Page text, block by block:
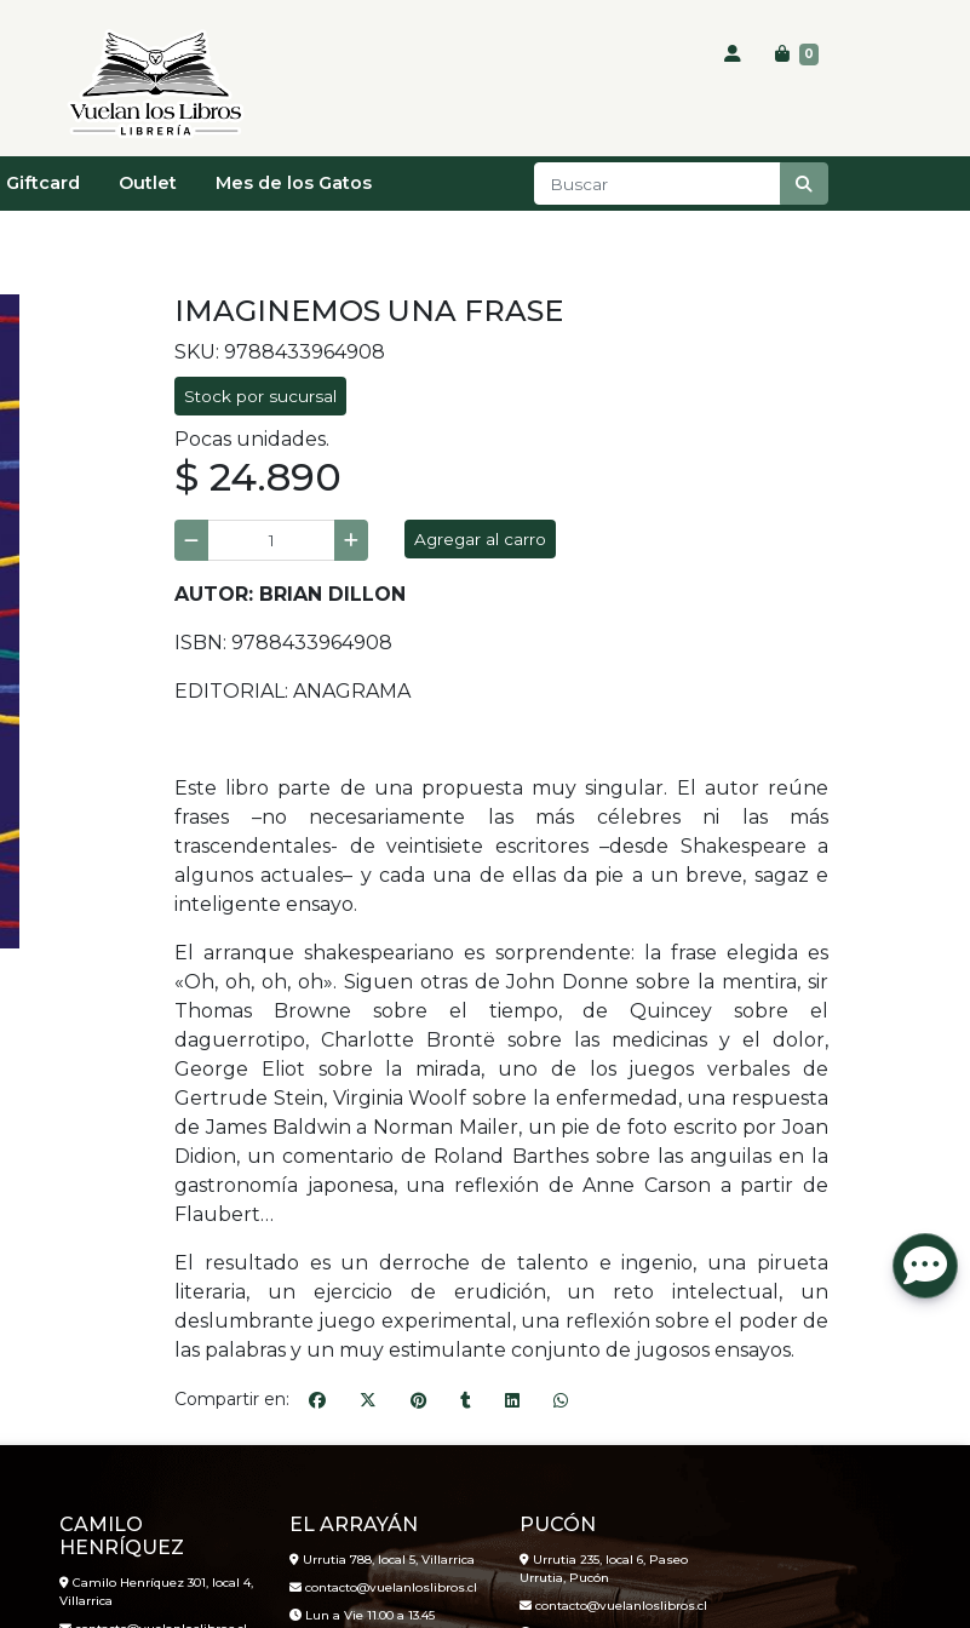
0
Giftcard Outlet Mes de los Gatos
IMAGINEMOS UNA FRASE
SKU: 9788433964908
Stock por sucursal
Pocas unidades.
$ 24.890
Agregar al carro
AUTOR: BRIAN DILLON
ISBN: 9788433964908
EDITORIAL: ANAGRAMA
Este libro parte de una propuesta muy singular. El autor reúne
frases –no necesariamente las más célebres ni las más
trascendentales- de veintisiete escritores –desde Shakespeare a
algunos actuales– y cada una de ellas da pie a un breve, sagaz e
inteligente ensayo.
El arranque shakespeariano es sorprendente: la frase elegida es
«Oh, oh, oh, oh». Siguen otras de John Donne sobre la mentira, sir
Thomas Browne sobre el tiempo, de Quincey sobre el
daguerrotipo, Charlotte Brontë sobre las medicinas y el dolor,
George Eliot sobre la mirada, uno de los juegos verbales de
Gertrude Stein, Virginia Woolf sobre la enfermedad, una respuesta
de James Baldwin a Norman Mailer, un pie de foto escrito por Joan
Didion, un comentario de Roland Barthes sobre las anguilas en la
gastronomía japonesa, una reflexión de Anne Carson a partir de
Flaubert…
El resultado es un derroche de talento e ingenio, una pirueta
literaria, un ejercicio de erudición, un reto intelectual, un
deslumbrante juego experimental, una reflexión sobre el poder de
las palabras y un muy estimulante conjunto de jugosos ensayos.
Compartir en:
CAMILO
HENRÍQUEZ
Camilo Henríquez 301, local 4,
Villarrica
EL ARRAYÁN
Urrutia 788, local 5, Villarrica
contacto@vuelanloslibros.cl
Lun a Vie 11.00 a 13.45
PUCÓN
Urrutia 235, local 6, Paseo
Urrutia, Pucón
contacto@vuelanloslibros.cl